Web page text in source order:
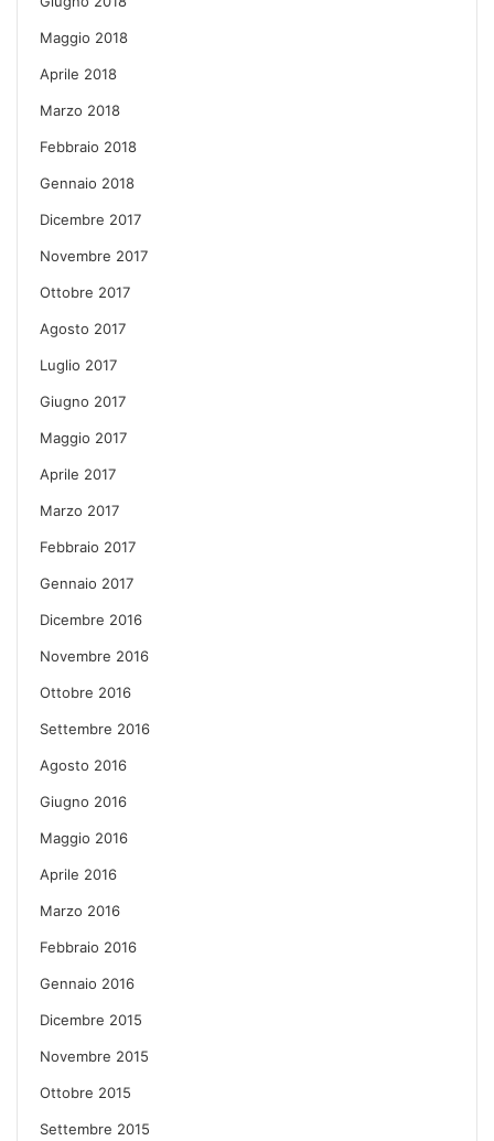
Maggio 2018
Aprile 2018
Marzo 2018
Febbraio 2018
Gennaio 2018
Dicembre 2017
Novembre 2017
Ottobre 2017
Agosto 2017
Luglio 2017
Giugno 2017
Maggio 2017
Aprile 2017
Marzo 2017
Febbraio 2017
Gennaio 2017
Dicembre 2016
Novembre 2016
Ottobre 2016
Settembre 2016
Agosto 2016
Giugno 2016
Maggio 2016
Aprile 2016
Marzo 2016
Febbraio 2016
Gennaio 2016
Dicembre 2015
Novembre 2015
Ottobre 2015
Settembre 2015